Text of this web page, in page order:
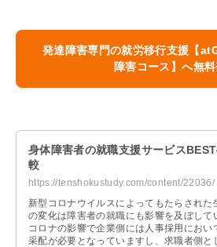
発達障害専門の就労移行支援【
障害コース】へ無
身体障害者の就職支援サービス
較
https://tenshokustudy.com/content/22036/
新型コロナウイルスによってもたらされた
の変化は障害者の就職にも影響を及ぼして
コロナの影響で企業側には人事採用におい
采配が必要となっていますし、求職者側と